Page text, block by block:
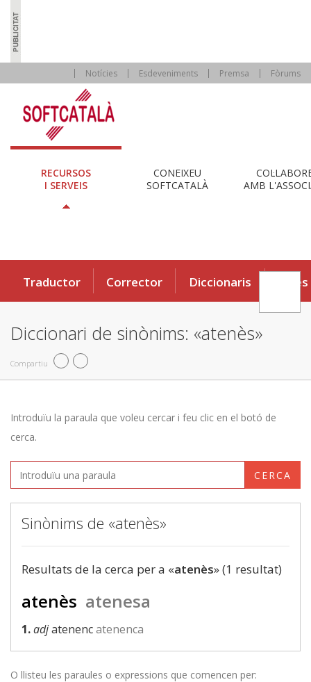
Notícies Esdeveniments Premsa Fòrums
RECURSOS
I SERVEIS
CONEIXEU
SOFTCATALÀ
AMB
Traductor Corrector Diccionaris Eines
Diccionari de sinònims: «atenès»
Compartiu
Introduïu la paraula que voleu cercar i feu clic en el botó de
cerca.
CERCA
Sinònims de «atenès»
Resultats de la cerca per a «atenès» (1 resultat)
atenès atenesa
1.adjatenencatenenca
O llisteu les paraules o expressions que comencen per: